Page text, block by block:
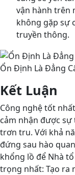
vận hành trên
không gặp sự
truyền thông.
Ổn Định Là Đẳng
Kết Luận
Công nghệ tốt
cảm nhận được
trơn tru. Với khả
đứng sau hào
khổng lồ để Nhà
trọng nhất: Tạo ra